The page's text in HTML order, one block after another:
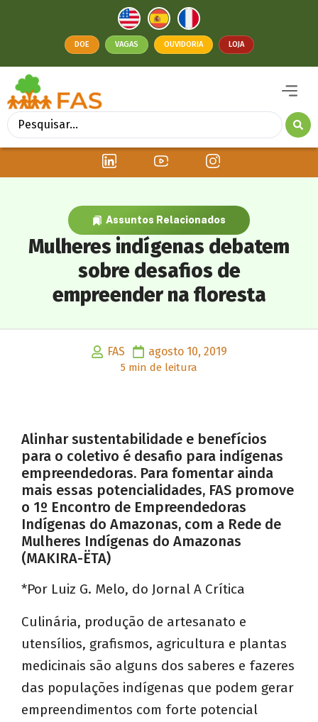
DOE VAGAS OUVIDORIA LOJA
Assuntos Relacionados
Mulheres indígenas debatem
sobre desafios de
empreender na floresta
FAS agosto 10, 2019
5 min de leitura
Alinhar sustentabilidade e benefícios
para o coletivo é desafio para indígenas
empreendedoras. Para fomentar ainda
mais essas potencialidades, FAS promove
o 1º Encontro de Empreendedoras
Indígenas do Amazonas, com a Rede de
Mulheres Indígenas do Amazonas
(MAKIRA-ËTA)
*Por Luiz G. Melo, do Jornal A Crítica
Culinária, produção de artesanato e
utensílios, grafismos, agricultura e plantas
medicinais são alguns dos saberes e fazeres
das populações indígenas que podem gerar
empreendimentos com forte potencial